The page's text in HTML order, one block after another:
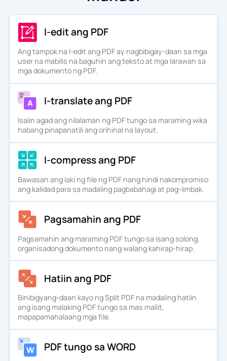
I-edit ang PDF
Ang tampok na I-edit ang PDF ay nagbibigay-daan sa mga
user na mabilis na baguhin ang teksto at mga larawan sa
mga dokumento ng PDF.
I-translate ang PDF
Isalin agad ang nilalaman ng PDF tungo sa maraming wika
habang pinapanatili ang orihinal na layout.
I-compress ang PDF
Bawasan ang laki ng file ng PDF nang hindi nakompromiso
ang kalidad para sa madaling pagbabahagi at pag-iimbak.
Pagsamahin ang PDF
Pagsamahin ang maraming PDF tungo sa isang solong,
organisadong dokumento nang walang kahirap-hirap.
Hatiin ang PDF
Binibigyang-daan kayo ng Split PDF na madaling hatiin
ang isang malaking PDF tungo sa mas maliit,
mapapamahalaang mga file.
PDF tungo sa WORD